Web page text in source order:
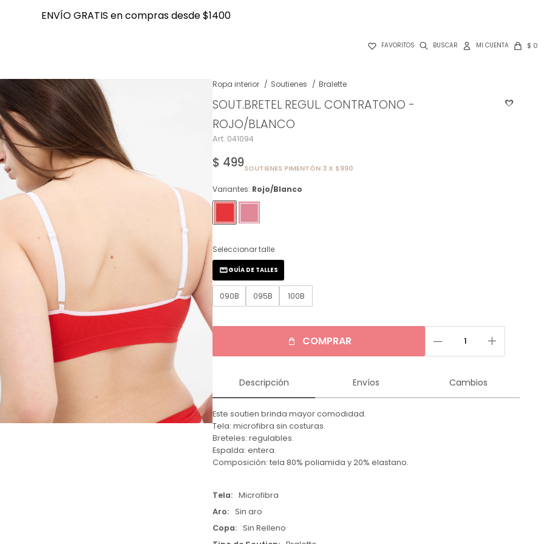
ENVÍO GRATIS en compras desde $1400
 FAVORITOS $ 0
ENVÍO GRATIS en compras desde $1400
Ropa interior Soutienes Bralette
SOUT.BRETEL REGUL. CONTRATONO -
ROJO/BLANCO
041094
$ 499SOUTIENES PIMENTÓN 3 X $990
Variantes: Rojo/Blanco
Seleccionar talle
090B 095B 100B
GUÍA DE TALLES
COMPRAR remove add
Descripción Envíos Cambios
Este soutien brinda mayor comodidad.
Tela: microfibra sin costuras.
Breteles: regulables.
Espalda: entera.
Composición: tela 80% poliamida y 20% elastano.
Tela
Microfibra
Aro
Sin aro
Copa
Sin Relleno
NOTIFICARME